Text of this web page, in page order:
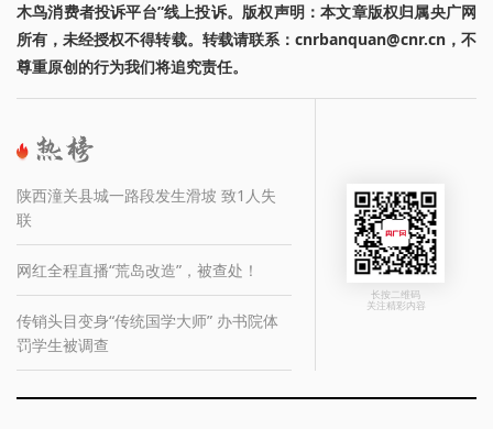
木鸟消费者投诉平台”线上投诉。版权声明：本文章版权归属央广网
所有，未经授权不得转载。转载请联系：cnrbanquan@cnr.cn，不
尊重原创的行为我们将追究责任。
陕西潼关县城一路段发生滑坡 致1人失
联
网红全程直播“荒岛改造”，被查处！
传销头目变身“传统国学大师” 办书院体
罚学生被调查
长按二维码
关注精彩内容